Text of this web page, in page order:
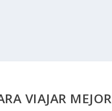
VIAJAR MEJOR